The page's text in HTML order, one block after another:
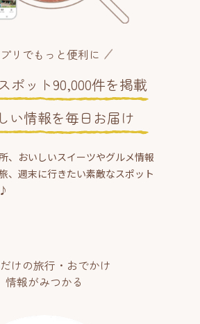
リでもっと便利に
ポット90,000件を掲載
い情報を毎日お届け
、おいしいスイーツやグルメ情報
、週末に行きたい素敵なスポット
けの旅行・おでかけ
情報がみつかる